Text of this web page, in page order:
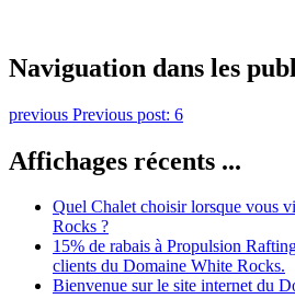
Naviguation dans les
previous Previous post: 6
Affichages récents ...
Quel Chalet choisir lorsque vous
Rocks ?
15% de rabais à Propulsion
clients du Domaine White Rocks.
Bienvenue sur le site internet du